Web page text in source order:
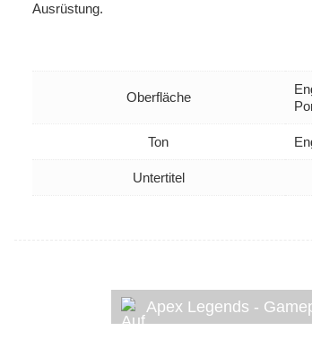
Ausrüstung.
Oberfläche
Ton
Untertitel
Apex Legends -